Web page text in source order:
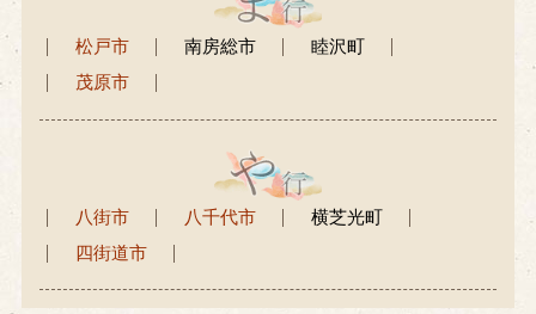
松戸市 南房総市
睦沢町
茂原市
八街市 八千代市
横芝光町
四街道市